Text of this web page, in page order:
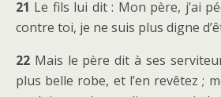
21 Le fils lui dit : Mon père, j’ai
contre toi, je ne suis plus digne
22 Mais le père dit à ses
plus belle robe, et l’en revêtez ;